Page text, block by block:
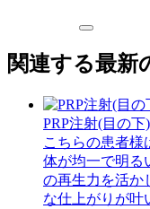
関連する最新
PRP注射(目の下)
こちらの患者様
体が均一で明る
の再生力を活か
な仕上がりが